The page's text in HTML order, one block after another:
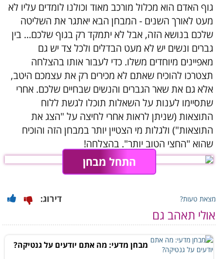
גוף האדם הוא מכלול מורכב מאוד וכולנו לומדים עליו לא
מעט לאורך השנים - המבחן הבא יאתגר את השליטה
שלכם בנושא הזה, אבל לא יתמקד רק בגוף שלכם... בין
גברים ונשים יש לא מעט הבדלים ולכל צד יש גם
מאפיינים מיוחדים משלו. כדי לעבור אותו בהצלחה
תצטרכו להוכיח שאתם לא מכירים רק את עצמכם היטב,
אלא גם את שאר הגברים והנשים שבחיים שלכם. אחרי
שתסיימו לענות על השאלות תוכלו לגשת ללוח
התוצאות (שניתן לראות אחרי לחיצה על "הצג את
התוצאות") ולגלות מי הצטיין יותר במבחן הזה והוכיח
שהוא "החצי הטוב יותר". בהצלחה!
התחל מבחן
מצאת טעות? דירוג:
אולי תאהב גם
מבחן מדעי: מה אתם יודעים על גנטיקה?